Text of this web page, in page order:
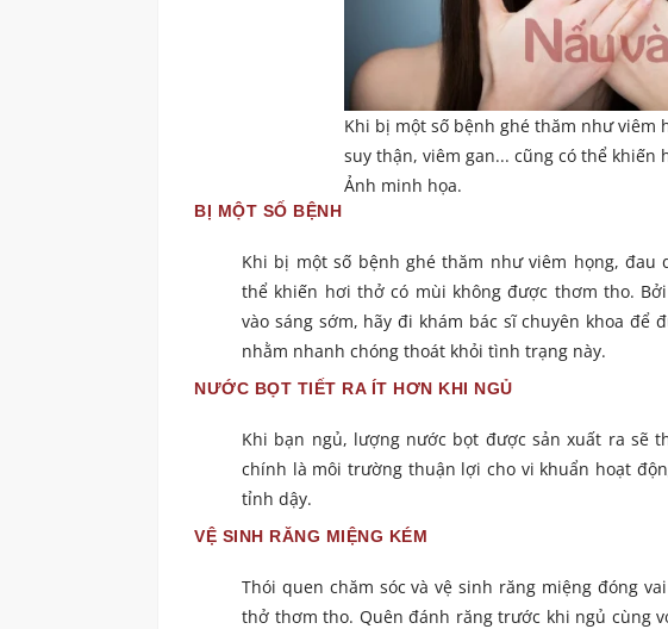
Khi bị một số bệnh ghé thăm như viêm
suy thận, viêm gan... cũng có thể khiến
Ảnh minh họa.
BỊ MỘT SỐ BỆNH
Khi bị một số bệnh ghé thăm như viêm họng, đau
thể khiến hơi thở có mùi không được thơm tho.
vào sáng sớm, hãy đi khám bác sĩ chuyên khoa để
nhằm nhanh chóng thoát khỏi tình trạng này.
NƯỚC BỌT TIẾT RA ÍT HƠN KHI NGỦ
Khi bạn ngủ, lượng nước bọt được sản xuất ra sẽ
chính là môi trường thuận lợi cho vi khuẩn hoạt
tỉnh dậy.
VỆ SINH RĂNG MIỆNG KÉM
Thói quen chăm sóc và vệ sinh răng miệng đóng
thở thơm tho. Quên đánh răng trước khi ngủ cùng